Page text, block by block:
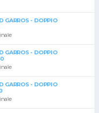
GARROS - DOPPIO
GARROS - DOPPIO
GARROS - DOPPIO